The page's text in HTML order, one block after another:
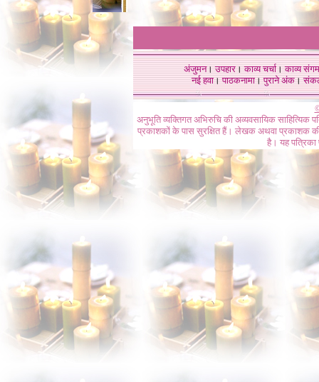
अंजुमन।उपहार।काव्य चर्चा।काव्य संगम
नई हवा। पाठकनामा। पुराने अंक।
अनुभूति व्यक्तिगत अभिरुचि की अव्यवसायिक
प्रकाशकों के पास सुरक्षित हैं। लेखक अथवा प्रकाशक की
है। यह पत्रिका